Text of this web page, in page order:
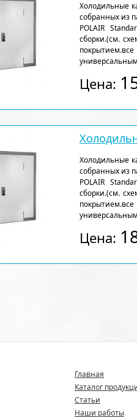
Холодильные
собранных из
POLAIR
сборки.(см.
Цена:
Холодильные
собранных из
POLAIR
сборки.(см.
Цена:
Главная
Каталог
Статьи
Наши работы